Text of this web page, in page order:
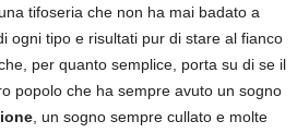
tifoseria che non ha mai badato a
ogni tipo e risultati pur di stare al fianco
per quanto semplice, porta su di se il
popolo che ha sempre avuto un sogno
, un sogno sempre cullato e molte